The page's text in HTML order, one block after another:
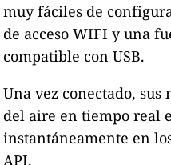
muy fáciles de
de acceso WIFI y una
compatible con USB.
Una vez conectado,
del aire en tiempo real
instantáneamente en
API.